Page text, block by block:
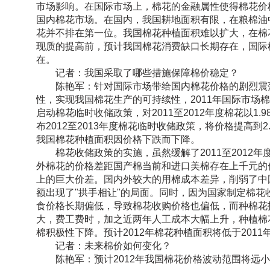
市场影响。在国际市场上，棉花的金融属性使得棉花
国内棉花市场。在国内，我国耕地面积有限，在粮棉
花并不排在第一位。我国棉花种植面积难以扩大，在
现质的提高前，预计我国棉花消费缺口长期存在，国
在。
记者：我国采取了哪些措施保障棉价稳定？
陈艳军：针对国际市场带给国内棉花价格的剧烈震
性，实现我国棉花生产的可持续性，2011年国际市场
启动棉花临时收储政策，对2011至2012年度棉花以
布2012至2013年度棉花临时收储政策，将价格提高到
我国棉花种植面积因价格下跌而下降。
棉花收储政策的实施，虽然缓解了2011至2012年
外棉花的价格差距国产棉当前和进口美棉存在上千元
上的巨大价差。国内外较大的用棉成本差异，削弱了
额出现了"拱手相让"的局面。同时，因为国家制定棉
食价格长期偏低，导致棉花收购价格也偏低，而种棉
大，费工费时，加之近两年人工成本大幅上升，种植
棉积极性下降。预计2012年棉花种植面积将低于2011
记者：未来棉价如何变化？
陈艳军：预计2012年我国棉花价格波动范围将远小